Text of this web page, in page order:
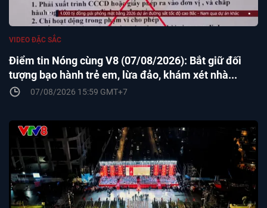
Điểm tin Nóng cùng V8 (07/08/2026): Bắt giữ đối
tượng bạo hành trẻ em, lừa đảo, khám xét nhà...
VIDEO ĐẶC SẮC
07/08/2026 15:59 GMT+7